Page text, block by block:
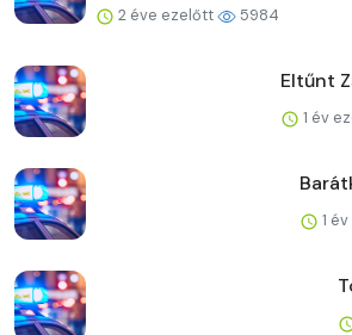
2 éve ezelőtt 5984
Eltűnt
1 év
1